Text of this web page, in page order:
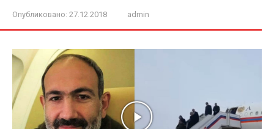
Опубликовано: 27.12.2018 admin